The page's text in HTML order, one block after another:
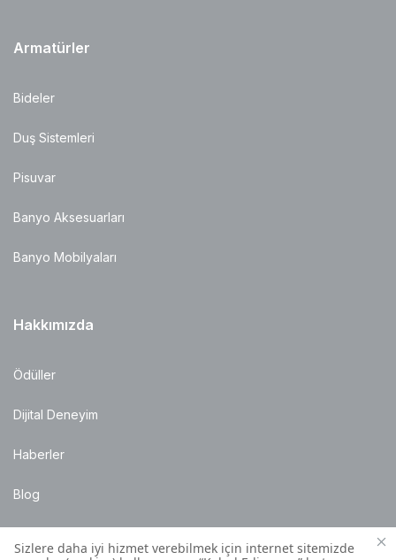
Armatürler
Bideler
Duş Sistemleri
Pisuvar
Banyo Aksesuarları
Banyo Mobilyaları
Hakkımızda
Ödüller
Dijital Deneyim
Haberler
Blog